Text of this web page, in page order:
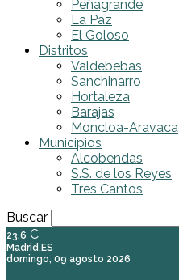
Peñagrande
La Paz
El Goloso
Distritos
Valdebebas
Sanchinarro
Hortaleza
Barajas
Moncloa-Aravaca
Municipios
Alcobendas
S.S. de los Reyes
Tres Cantos
Buscar
23.6 C
Madrid,ES
domingo, 09 agosto 2026